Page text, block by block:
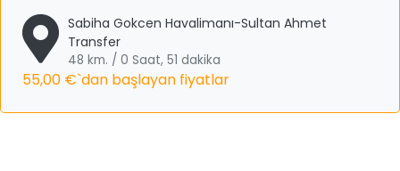
Sabiha Gokcen Havalimanı-Sultan Ahmet
Transfer
48 km. / 0 Saat, 51 dakika
55,00 €`dan başlayan fiyatlar